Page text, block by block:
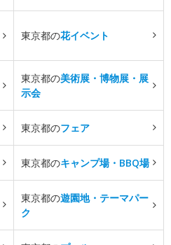
東京都の花イベント
東京都の美術展・博物展・展
示会
東京都のフェア
東京都のキャンプ場・BBQ場
東京都の遊園地・テーマパー
ク